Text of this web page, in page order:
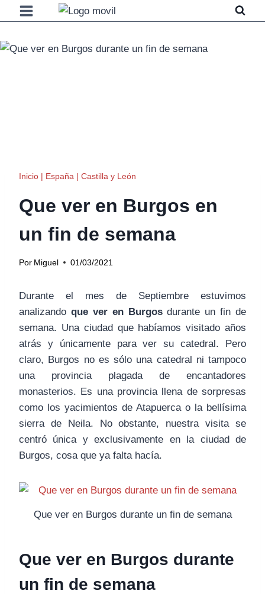
Saltar
al
contenido
Inicio | España | Castilla y León
Que ver en Burgos en
un fin de semana
Por Miguel 01/03/2021
Durante el mes de Septiembre estuvimos
analizando que ver en Burgosdurante un fin de
semana. Una ciudad que habíamos visitado años
atrás y únicamente para ver su catedral. Pero
claro, Burgos no es sólo una catedral ni tampoco
una provincia plagada de encantadores
monasterios. Es una provincia llena de sorpresas
como los yacimientos de Atapuerca o la bellísima
sierra de Neila. No obstante, nuestra visita se
centró única y exclusivamente en la ciudad de
Burgos, cosa que ya falta hacía.
Que ver en Burgos durante un fin de semana
Que ver en Burgos durante
un fin de semana